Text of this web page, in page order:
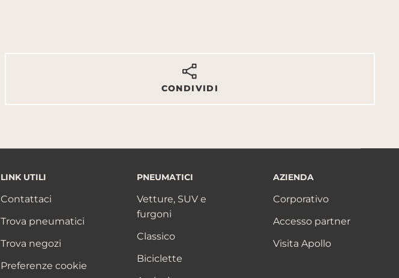
CONDIVIDI
LINK UTILI
Contattaci
Trova pneumatici
Trova negozi
Preferenze cookie
PNEUMATICI
Vetture, SUV e
furgoni
Classico
Biciclette
AZIENDA
Corporativo
Accesso partner
Visita Apollo